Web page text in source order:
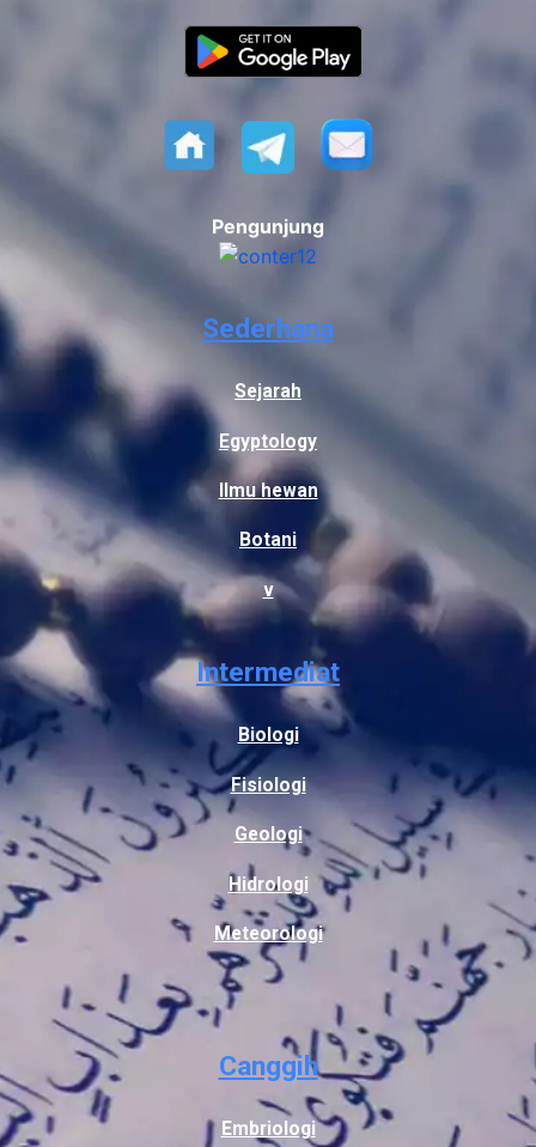
Pengunjung
Sederhana
Sejarah
Egyptology
Ilmu hewan
Botani
v
Intermediat
Biologi
Fisiologi
Geologi
Hidrologi
Meteorologi
Canggih
Embriologi